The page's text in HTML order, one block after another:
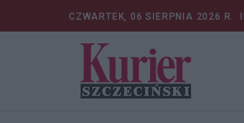
CZWARTEK, 06 SIERPNIA 2026 R.